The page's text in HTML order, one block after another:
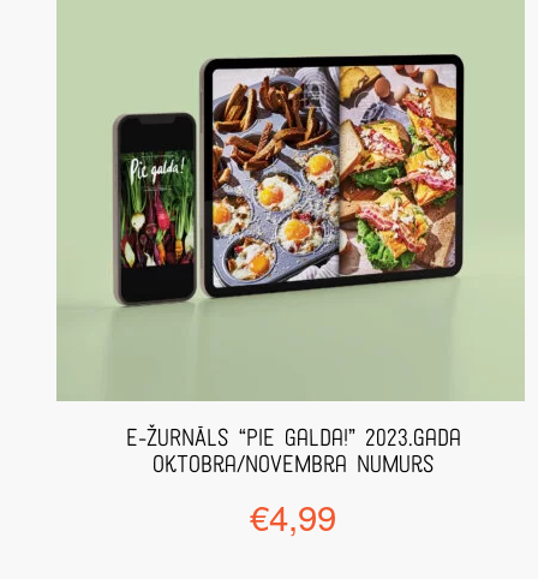
E-ŽURNĀLS “Pie Galda!” 2023.gada
oktobra/novembra numurs
€4,99